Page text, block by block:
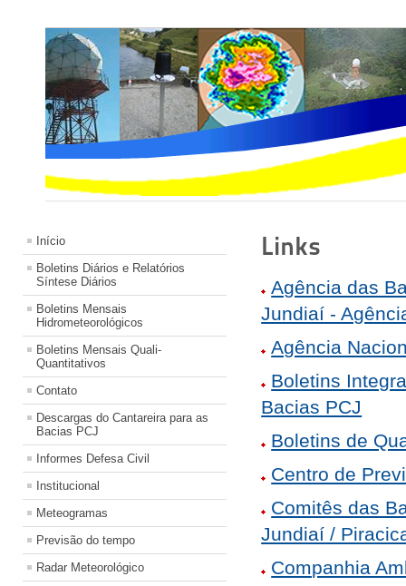
Início
Boletins Diários e Relatórios
Síntese Diários
Boletins Mensais
Hidrometeorológicos
Boletins Mensais Quali-
Quantitativos
Contato
Descargas do Cantareira para as
Bacias PCJ
Informes Defesa Civil
Institucional
Meteogramas
Previsão do tempo
Radar Meteorológico
Links
Agência das
Jundiaí -
Agência
Boletins
Bacias PCJ
Boletins de
Centro de
Comitês das
Jundiaí /
Companhia